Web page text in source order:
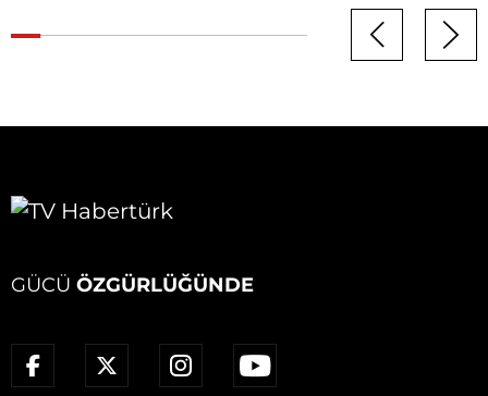
GÜCÜ ÖZGÜRLÜĞÜNDE